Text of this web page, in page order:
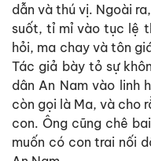
dẫn và thú vị. Ngoài
suốt, tỉ mỉ vào tục lệ
hỏi, ma chay và tôn
Tác giả bày tỏ sự
dân An Nam vào linh
còn gọi là Ma, và cho
con. Ông cũng chê
muốn có con trai nối